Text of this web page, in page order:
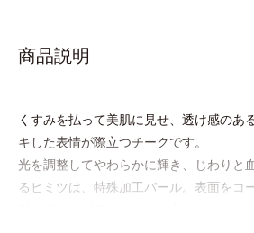
商品説明
くすみを払って美肌に見せ、透け感のあ
キした表情が際立つチークです。
光を調整してやわらかに輝き、じわりと
るヒミツは、特殊加工パール。表面をコ